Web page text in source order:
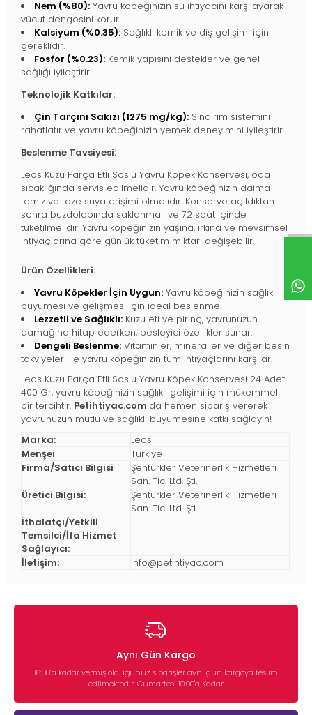
Nem (%80): Yavru köpeğinizin su ihtiyacını karşılayarak
vücut dengesini korur.
Kalsiyum (%0.35): Sağlıklı kemik ve diş gelişimi için
gereklidir.
Fosfor (%0.23): Kemik yapısını destekler ve genel
sağlığı iyileştirir.
Teknolojik Katkılar:
Çin Tarçını Sakızı (1275 mg/kg): Sindirim sistemini
rahatlatır ve yavru köpeğinizin yemek deneyimini iyileştirir.
Beslenme Tavsiyesi:
Leos Kuzu Parça Etli Soslu Yavru Köpek Konservesi, oda
sıcaklığında servis edilmelidir. Yavru köpeğinizin daima
temiz ve taze suya erişimi olmalıdır. Konserve açıldıktan
sonra buzdolabında saklanmalı ve 72 saat içinde
tüketilmelidir. Yavru köpeğinizin yaşına, ırkına ve mevsimsel
ihtiyaçlarına göre günlük tüketim miktarı değişebilir.
Ürün Özellikleri:
Yavru Köpekler İçin Uygun: Yavru köpeğinizin sağlıklı
büyümesi ve gelişmesi için ideal beslenme.
Lezzetli ve Sağlıklı: Kuzu eti ve pirinç, yavrunuzun
damağına hitap ederken, besleyici özellikler sunar.
Dengeli Beslenme: Vitaminler, mineraller ve diğer besin
takviyeleri ile yavru köpeğinizin tüm ihtiyaçlarını karşılar.
Leos Kuzu Parça Etli Soslu Yavru Köpek Konservesi 24 Adet
400 Gr, yavru köpeğinizin sağlıklı gelişimi için mükemmel
bir tercihtir. Petihtiyac.com'da hemen sipariş vererek
yavrunuzun mutlu ve sağlıklı büyümesine katkı sağlayın!
Marka:
Leos
Menşei
Türkiye
Firma/Satıcı Bilgisi
Şentürkler Veterinerlik Hizmetleri
San. Tic. Ltd. Şti.
Üretici Bilgisi:
Şentürkler Veterinerlik Hizmetleri
San. Tic. Ltd. Şti.
İthalatçı/Yetkili
Temsilci/İfa Hizmet
Sağlayıcı:
İletişim:
info@petihtiyac.com
Aynı Gün Kargo
16:00’a kadar vermiş olduğunuz siparişler aynı gün kargoya teslim
edilmektedir. Cumartesi 10:00'a Kadar